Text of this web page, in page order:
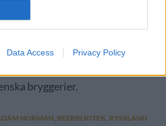
Data Access Privacy Policy
kommer också att lära oss
kan det också öppna lite
gjort en del samarbetsöl,
bryggerier.
NORMAN, BEERBLIOTEK, RYSSLAND